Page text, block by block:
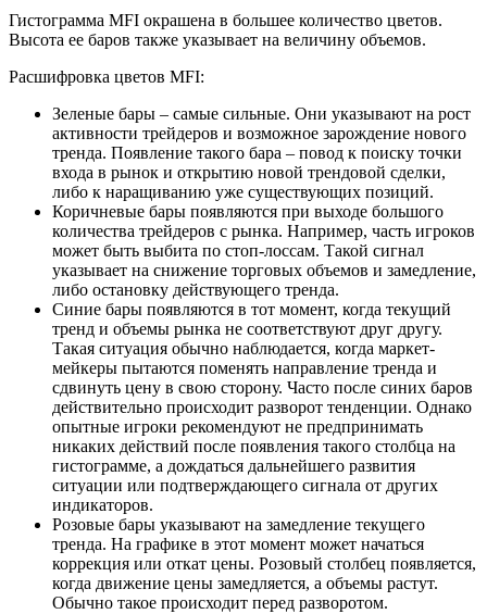
Гистограмма MFI окрашена в большее количество цветов.
Высота ее баров также указывает на величину объемов.
Расшифровка цветов MFI:
Зеленые бары – самые сильные. Они указывают на рост
активности трейдеров и возможное зарождение нового
тренда. Появление такого бара – повод к поиску точки
входа в рынок и открытию новой трендовой сделки,
либо к наращиванию уже существующих позиций.
Коричневые бары появляются при выходе большого
количества трейдеров с рынка. Например, часть игроков
может быть выбита по стоп-лоссам. Такой сигнал
указывает на снижение торговых объемов и замедление,
либо остановку действующего тренда.
Синие бары появляются в тот момент, когда текущий
тренд и объемы рынка не соответствуют друг другу.
Такая ситуация обычно наблюдается, когда маркет-
мейкеры пытаются поменять направление тренда и
сдвинуть цену в свою сторону. Часто после синих баров
действительно происходит разворот тенденции. Однако
опытные игроки рекомендуют не предпринимать
никаких действий после появления такого столбца на
гистограмме, а дождаться дальнейшего развития
ситуации или подтверждающего сигнала от других
индикаторов.
Розовые бары указывают на замедление текущего
тренда. На графике в этот момент может начаться
коррекция или откат цены. Розовый столбец появляется,
когда движение цены замедляется, а объемы растут.
Обычно такое происходит перед разворотом.